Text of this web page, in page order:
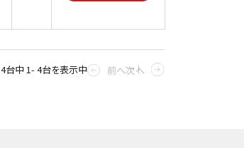
4台中 1- 4台を表示中 前へ次へ